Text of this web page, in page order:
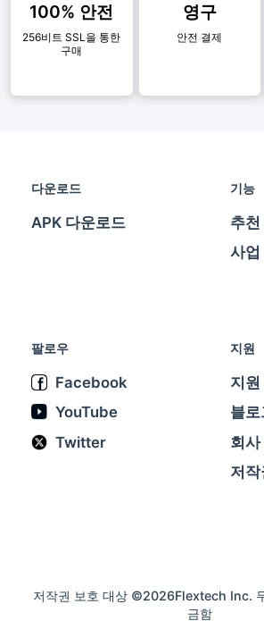
100% 안전
256비트 SSL을 통한
구매
영구
안전 결제
다운로드
APK 다운로드
기능
추천
사업
팔로우
Facebook
YouTube
Twitter
지원
지원
블로
회사
저작
저작권 보호 대상 ©2026Flextech Inc.
금함